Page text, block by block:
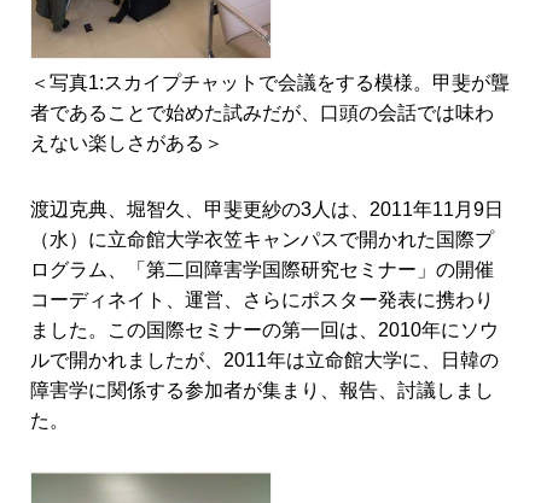
＜写真1:スカイプチャットで会議をする模様。甲斐が聾
者であることで始めた試みだが、口頭の会話では味わ
えない楽しさがある＞
渡辺克典、堀智久、甲斐更紗の3人は、2011年11月9日
（水）に立命館大学衣笠キャンパスで開かれた国際プ
ログラム、「第二回障害学国際研究セミナー」の開催
コーディネイト、運営、さらにポスター発表に携わり
ました。この国際セミナーの第一回は、2010年にソウ
ルで開かれましたが、2011年は立命館大学に、日韓の
障害学に関係する参加者が集まり、報告、討議しまし
た。